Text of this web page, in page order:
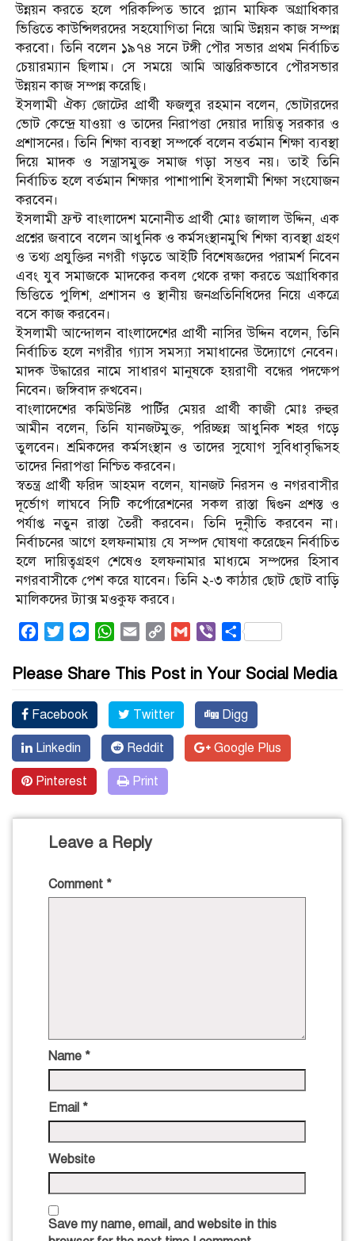
উন্নয়ন করতে হলে পরিকল্পিত ভাবে প্ল্যান মাফিক অগ্রাধিকার
ভিত্তিতে কাউন্সিলরদের সহযোগিতা নিয়ে আমি উন্নয়ন কাজ সম্পন্ন
করবো। তিনি বলেন ১৯৭৪ সনে টঙ্গী পৌর সভার প্রথম নির্বাচিত
চেয়ারম্যান ছিলাম। সে সময়ে আমি আন্তরিকভাবে পৌরসভার
উন্নয়ন কাজ সম্পন্ন করেছি।
ইসলামী ঐক্য জোটের প্রার্থী ফজলুর রহমান বলেন, ভোটারদের
ভোট কেন্দ্রে যাওয়া ও তাদের নিরাপত্তা দেয়ার দায়িত্ব সরকার ও
প্রশাসনের। তিনি শিক্ষা ব্যবস্থা সম্পর্কে বলেন বর্তমান শিক্ষা ব্যবস্থা
দিয়ে মাদক ও সন্ত্রাসমুক্ত সমাজ গড়া সম্ভব নয়। তাই তিনি
নির্বাচিত হলে বর্তমান শিক্ষার পাশাপাশি ইসলামী শিক্ষা সংযোজন
করবেন।
ইসলামী ফ্রন্ট বাংলাদেশ মনোনীত প্রার্থী মোঃ জালাল উদ্দিন, এক
প্রশ্নের জবাবে বলেন আধুনিক ও কর্মসংস্থানমুখি শিক্ষা ব্যবস্থা গ্রহণ
ও তথ্য প্রযুক্তির নগরী গড়তে আইটি বিশেষজ্ঞদের পরামর্শ নিবেন
এবং যুব সমাজকে মাদকের কবল থেকে রক্ষা করতে অগ্রাধিকার
ভিত্তিতে পুলিশ, প্রশাসন ও স্থানীয় জনপ্রতিনিধিদের নিয়ে একত্রে
বসে কাজ করবেন।
ইসলামী আন্দোলন বাংলাদেশের প্রার্থী নাসির উদ্দিন বলেন, তিনি
নির্বাচিত হলে নগরীর গ্যাস সমস্যা সমাধানের উদ্যোগে নেবেন।
মাদক উদ্ধারের নামে সাধারণ মানুষকে হয়রাণী বন্ধের পদক্ষেপ
নিবেন। জঙ্গিবাদ রুখবেন।
বাংলাদেশের কমিউনিষ্ট পার্টির মেয়র প্রার্থী কাজী মোঃ রুহুর
আমীন বলেন, তিনি যানজটমুক্ত, পরিচ্ছন্ন আধুনিক শহর গড়ে
তুলবেন। শ্রমিকদের কর্মসংস্থান ও তাদের সুযোগ সুবিধাবৃদ্ধিসহ
তাদের নিরাপত্তা নিশ্চিত করবেন।
স্বতন্ত্র প্রার্থী ফরিদ আহমদ বলেন, যানজট নিরসন ও নগরবাসীর
দূর্ভোগ লাঘবে সিটি কর্পোরেশনের সকল রাস্তা দ্বিগুন প্রশস্ত ও
পর্যাপ্ত নতুন রাস্তা তৈরী করবেন। তিনি দুনৃীতি করবেন না।
নির্বাচনের আগে হলফনামায় যে সম্পদ ঘোষণা করেছেন নির্বাচিত
হলে দায়িত্বগ্রহণ শেষেও হলফনামার মাধ্যমে সম্পদের হিসাব
নগরবাসীকে পেশ করে যাবেন। তিনি ২-৩ কাঠার ছোট ছোট বাড়ি
মালিকদের ট্যাক্স মওকুফ করবে।
FacebookTwitterMessenger
WhatsApp
Email
Copy
Gmail ViberShare
Please Share This Post in Your Social Media
Facebook Twitter Digg
Linkedin Reddit Google Plus
Pinterest Print
Leave a Reply
Comment *
Name *
Email *
Website
Save my name, email, and website in this